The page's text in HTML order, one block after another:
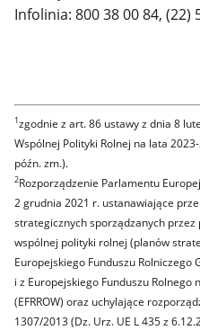
Infolinia: 800 38 00 84, (22)
1zgodnie z art. 86 ustawy z dnia 8
Wspólnej Polityki Rolnej na lata
późn. zm.).
2Rozporządzenie Parlamentu
2 grudnia 2021 r. ustanawiające
strategicznych sporządzanych przez
wspólnej polityki rolnej (planów
Europejskiego Funduszu Rolniczego
i z Europejskiego Funduszu Rolnego
(EFRROW) oraz uchylające
1307/2013 (Dz. Urz. UE L 435 z